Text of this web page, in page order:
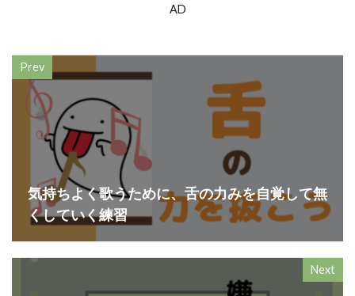
AD
Prev
気持ちよく歌うために、舌の力みを自覚して無
くしていく練習
Next